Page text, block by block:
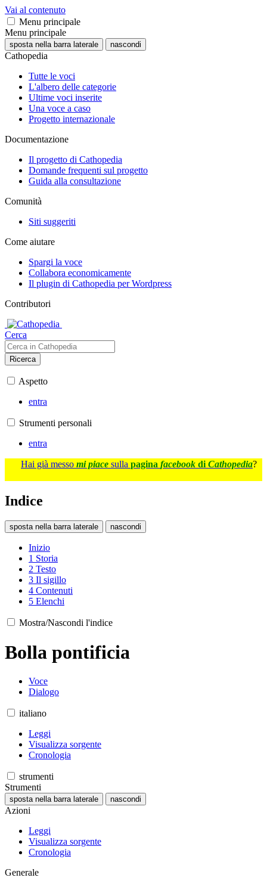
Vai al contenuto
Menu principale
Menu principale
sposta nella barra laterale nascondi
Cathopedia
Tutte le voci
L'albero delle categorie
Ultime voci inserite
Una voce a caso
Progetto internazionale
Documentazione
Il progetto di Cathopedia
Domande frequenti sul progetto
Guida alla consultazione
Comunità
Siti suggeriti
Come aiutare
Spargi la voce
Collabora economicamente
Il plugin di Cathopedia per Wordpress
Contributori
Cerca
Ricerca
Aspetto
entra
Strumenti personali
entra
Hai già messo mi piace sulla pagina facebook di Cathopedia?
Indice
sposta nella barra laterale nascondi
Inizio
1 Storia
2 Testo
3 Il sigillo
4 Contenuti
5 Elenchi
Mostra/Nascondi l'indice
Bolla pontificia
Voce
Dialogo
italiano
Leggi
Visualizza sorgente
Cronologia
strumenti
Strumenti
sposta nella barra laterale nascondi
Azioni
Leggi
Visualizza sorgente
Cronologia
Generale